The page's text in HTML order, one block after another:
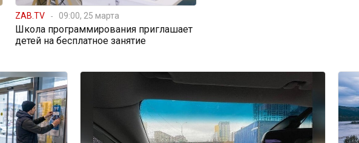
ZAB.TV 09:00, 25 марта
Школа программирования приглашает
детей на бесплатное занятие